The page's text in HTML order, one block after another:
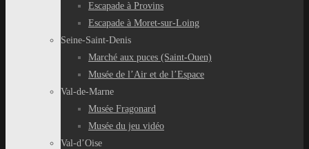
Escapade à Provins
Escapade à Moret-sur-Loing
Seine-Saint-Denis
Marché aux puces (Saint-Ouen)
Musée de l’Air et de l’Espace
Val-de-Marne
Musée Fragonard
Musée du jeu vidéo
Val-d’Oise